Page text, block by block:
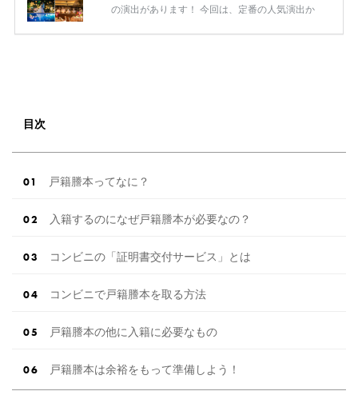
の演出があります！ 今回は、定番の人気演出か
めての結婚準備何する？令 […]続きを読む
目次
戸籍謄本ってなに？
入籍するのになぜ戸籍謄本が必要なの？
コンビニの「証明書交付サービス」とは
コンビニで戸籍謄本を取る方法
戸籍謄本の他に入籍に必要なもの
戸籍謄本は余裕をもって準備しよう！